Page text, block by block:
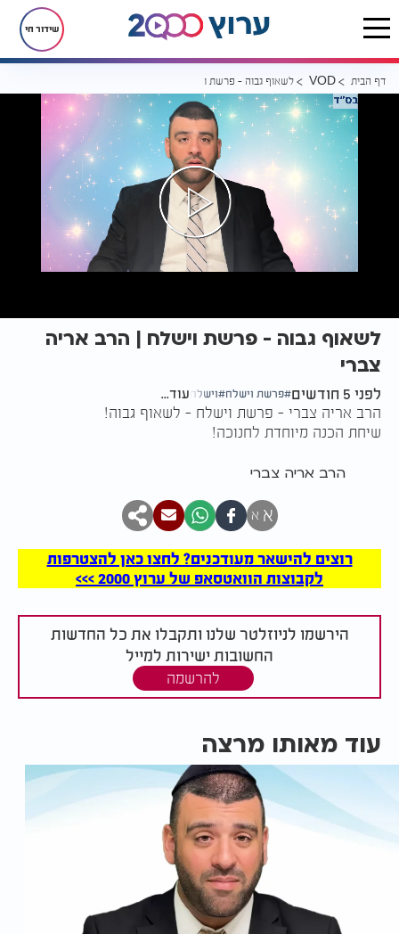
שידור חי
דף הבית VOD לשאוף גבוה - פרשת וישלח | הרב אריה צברי
לשאוף גבוה - פרשת וישלח | הרב אריה
צברי
לפני 5 חודשים פרשת וישלח וישלח עוד...
הרב אריה צברי - פרשת וישלח - לשאוף גבוה!
שיחת הכנה מיוחדת לחנוכה!
הרב אריה צברי
א א
רוצים להישאר מעודכנים? לחצו כאן להצטרפות
לקבוצות הוואטסאפ של ערוץ 2000 >>>
הירשמו לניוזלטר שלנו ותקבלו את כל החדשות
החשובות ישירות למייל
להרשמה
עוד מאותו מרצה